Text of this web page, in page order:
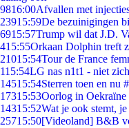
9816:00Afvallen met
23915:59De bezuinigingen
6915:57Trump wil dat J.D.
415:55Orkaan Dolphin treft
21015:54Tour de France
115:54LG nas n1t1 - niet
14515:54Sterren toen en nu
17315:53Oorlog in
14315:52Wat je ook stemt,
25715:50[Videoland] B&B